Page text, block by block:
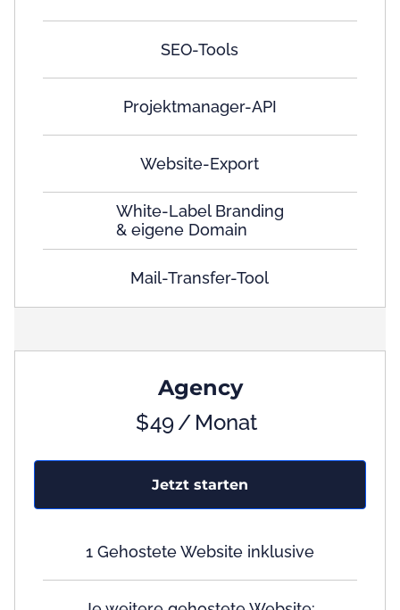
SEO-Tools
Projektmanager-API
Website-Export
White-Label Branding
& eigene Domain
Mail-Transfer-Tool
Agency
$49/ Monat
Jetzt starten
1 Gehostete Website inklusive